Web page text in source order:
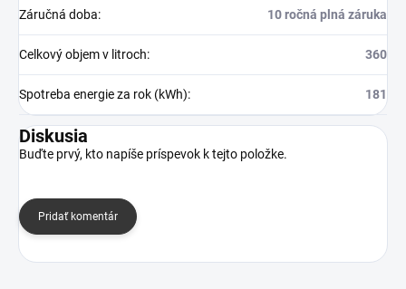
Záručná doba: 10 ročná plná záruka
Celkový objem v litroch: 360
Spotreba energie za rok (kWh): 181
Diskusia
Buďte prvý, kto napíše príspevok k tejto položke.
Pridať komentár